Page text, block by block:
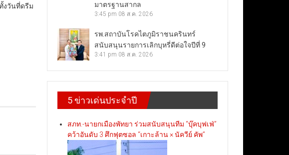
งวันที่ดรีม
มาตรฐานสากล
3:45 pm 08 ส.ค. 2026
รพ.สถาบันโรคไตภูมิราชนครินทร์
สนับสนุนรายการเลิกบุหรี่ดีต่อใจปีที่ 9
3:41 pm 08 ส.ค. 2026
5 ข่าวเด่นประจำปี
สภท.-นายกเมืองพัทยา ร่วมสนับสนุนทีม “บุ๊คบุฟเฟ่”
คว้าอันดับ 3 ศึกฟุตซอล “เกาะล้าน × นัควีย์ คัพ”